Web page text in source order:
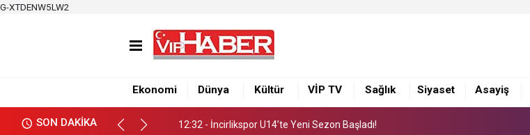
G-XTDENW5LW2
Ekonomi Dünya Kültür VİP TV Sağlık Siyaset Asayiş
SON DAKİKA
19:50 - Çukurova Gençlik Spor, Geleceğin Yıldızlarını Karataş’ta Yetiştiriyor
12:32 - İncirlikspor U14’te Yeni Sezon Başladı!
19:50 - Çukurova Gençlik Spor, Geleceğin Yıldızlarını Karataş’ta Yetiştiriyor